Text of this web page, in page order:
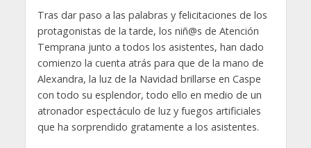
Tras dar paso a las palabras y felicitaciones de los
protagonistas de la tarde, los niñ@s de Atención
Temprana junto a todos los asistentes, han dado
comienzo la cuenta atrás para que de la mano de
Alexandra, la luz de la Navidad brillarse en Caspe
con todo su esplendor, todo ello en medio de un
atronador espectáculo de luz y fuegos artificiales
que ha sorprendido gratamente a los asistentes.